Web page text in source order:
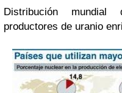
Distribución
productores de uranio